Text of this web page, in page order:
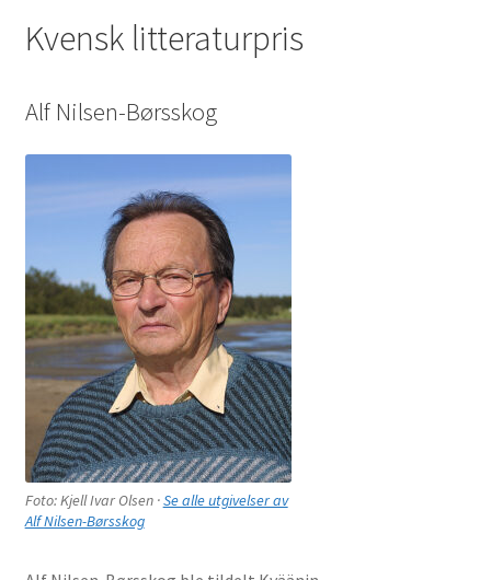
Kvensk litteraturpris
Alf Nilsen-Børsskog
Foto: Kjell Ivar Olsen ·Se alle utgivelser av
Alf Nilsen-Børsskog